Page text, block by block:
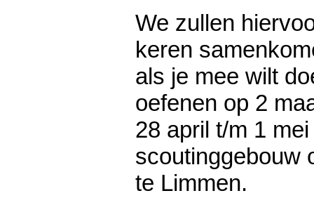
We zullen
keren
als je mee wilt
oefenen op 2
28 april t/m 1
scoutinggebouw
te Limmen.